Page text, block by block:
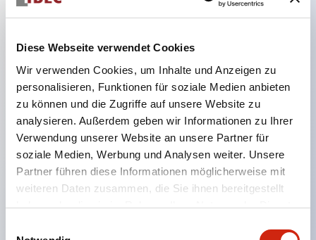
Diese Webseite verwendet Cookies
Wir verwenden Cookies, um Inhalte und Anzeigen zu
personalisieren, Funktionen für soziale Medien anbieten
zu können und die Zugriffe auf unsere Website zu
analysieren. Außerdem geben wir Informationen zu Ihrer
Verwendung unserer Website an unsere Partner für
soziale Medien, Werbung und Analysen weiter. Unsere
Partner führen diese Informationen möglicherweise mit
weiteren Daten zusammen, die Sie ihnen bereitgestellt
haben oder die sie im Rahmen Ihrer Nutzung der Dienste
sicher verriegeln.
Durch Entfernen des Schlüssels wird die Tür
entriegelt, wobei der unterbrochene Zustand des
Last- und Steuerkreises beibehalten wird.
Ideal als tragbarer Schlüssel, z. B. für den Einsatz
an Gefahrenstellen.
Wahlmöglichkeit der Schlüsselnummer (10 Typen),
um die Kompatibilität zwischen benachbarten